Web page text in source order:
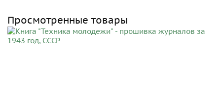
Просмотренные товары